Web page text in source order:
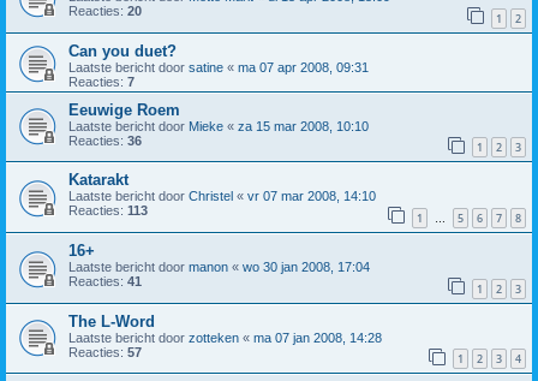
Reacties: 20 1 2
Can you duet?
Laatste bericht door satine « ma 07 apr 2008, 09:31
Reacties: 7
Eeuwige Roem
Laatste bericht door Mieke « za 15 mar 2008, 10:10
Reacties: 36 1 2 3
Katarakt
Laatste bericht door Christel « vr 07 mar 2008, 14:10
Reacties: 113 1 … 5 6 7 8
16+
Laatste bericht door manon « wo 30 jan 2008, 17:04
Reacties: 41 1 2 3
The L-Word
Laatste bericht door zotteken « ma 07 jan 2008, 14:28
Reacties: 57 1 2 3 4